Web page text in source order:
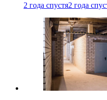
2 года спустя2 года